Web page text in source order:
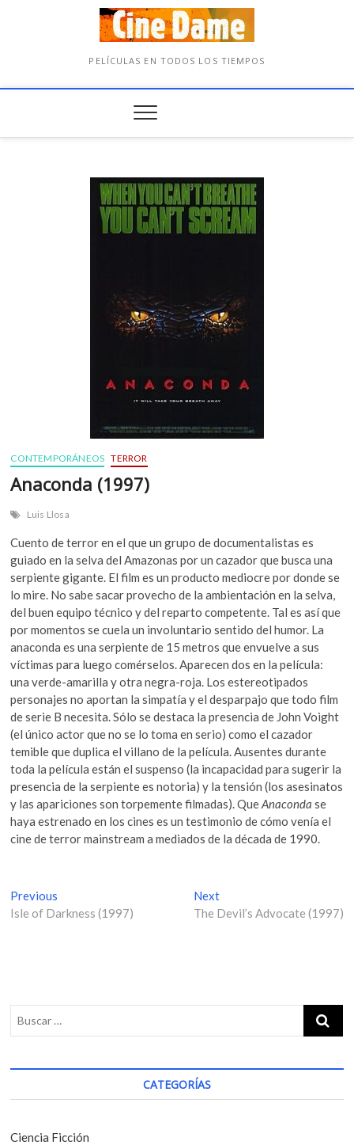
PELÍCULAS EN TODOS LOS TIEMPOS
CONTEMPORÁNEOS TERROR
Anaconda (1997)
Luis Llosa
Cuento de terror en el que un grupo de documentalistas es
guiado en la selva del Amazonas por un cazador que busca una
serpiente gigante. El film es un producto mediocre por donde se
lo mire. No sabe sacar provecho de la ambientación en la selva,
del buen equipo técnico y del reparto competente. Tal es así que
por momentos se cuela un involuntario sentido del humor. La
anaconda es una serpiente de 15 metros que envuelve a sus
víctimas para luego comérselos. Aparecen dos en la película:
una verde-amarilla y otra negra-roja. Los estereotipados
personajes no aportan la simpatía y el desparpajo que todo film
de serie B necesita. Sólo se destaca la presencia de John Voight
(el único actor que no se lo toma en serio) como el cazador
temible que duplica el villano de la película. Ausentes durante
toda la película están el suspenso (la incapacidad para sugerir la
presencia de la serpiente es notoria) y la tensión (los asesinatos
y las apariciones son torpemente filmadas). QueAnaconda se
haya estrenado en los cines es un testimonio de cómo venía el
cine de terror mainstream a mediados de la década de 1990.
N
a
g
a
i
ó
n
Previous
r
p
s
:
Isle of Darkness (1997)
NextN
e
:
The Devil’s Advocate (1997)
CATEGORÍAS
Ciencia Ficción